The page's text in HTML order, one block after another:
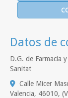
Datos de
D.G. de Farmacia
Sanitat
Calle Micer
Valencia, 46010,